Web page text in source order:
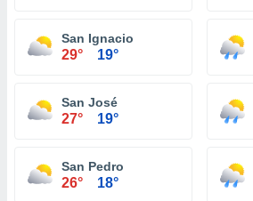
San Ignacio
29° 19°
San José
27° 19°
San Pedro
26° 18°